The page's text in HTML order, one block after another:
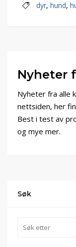
dyr, hund,
Nyheter
Nyheter fra alle
nettsiden, her
Best i test av
og mye mer.
Søk